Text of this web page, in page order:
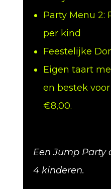
Party Menu 2:
per kind
Feestelijke
Eigen taart
en bestek
€8,00.
Een Jump
4 kinderen.